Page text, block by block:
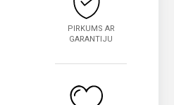
PIRKUMS AR
GARANTIJU